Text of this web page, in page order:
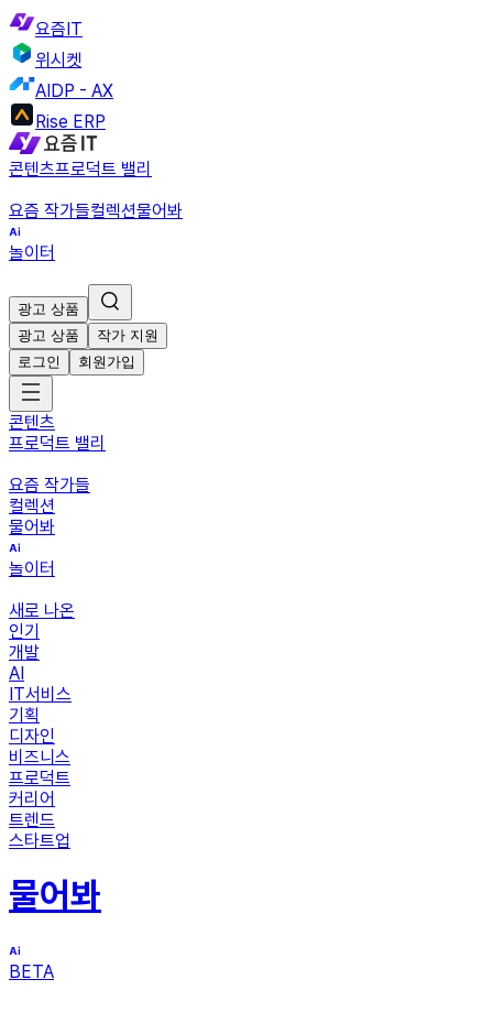
요즘IT
위시켓
AIDP - AX
Rise ERP
콘텐츠프로덕트 밸리
요즘 작가들컬렉션물어봐
놀이터
광고 상품
광고 상품
작가 지원
로그인
회원가입
콘텐츠
프로덕트 밸리
요즘 작가들
컬렉션
물어봐
놀이터
새로 나온
인기
개발
AI
IT서비스
기획
디자인
비즈니스
프로덕트
커리어
트렌드
스타트업
물어봐
BETA